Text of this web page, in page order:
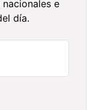
e
día.